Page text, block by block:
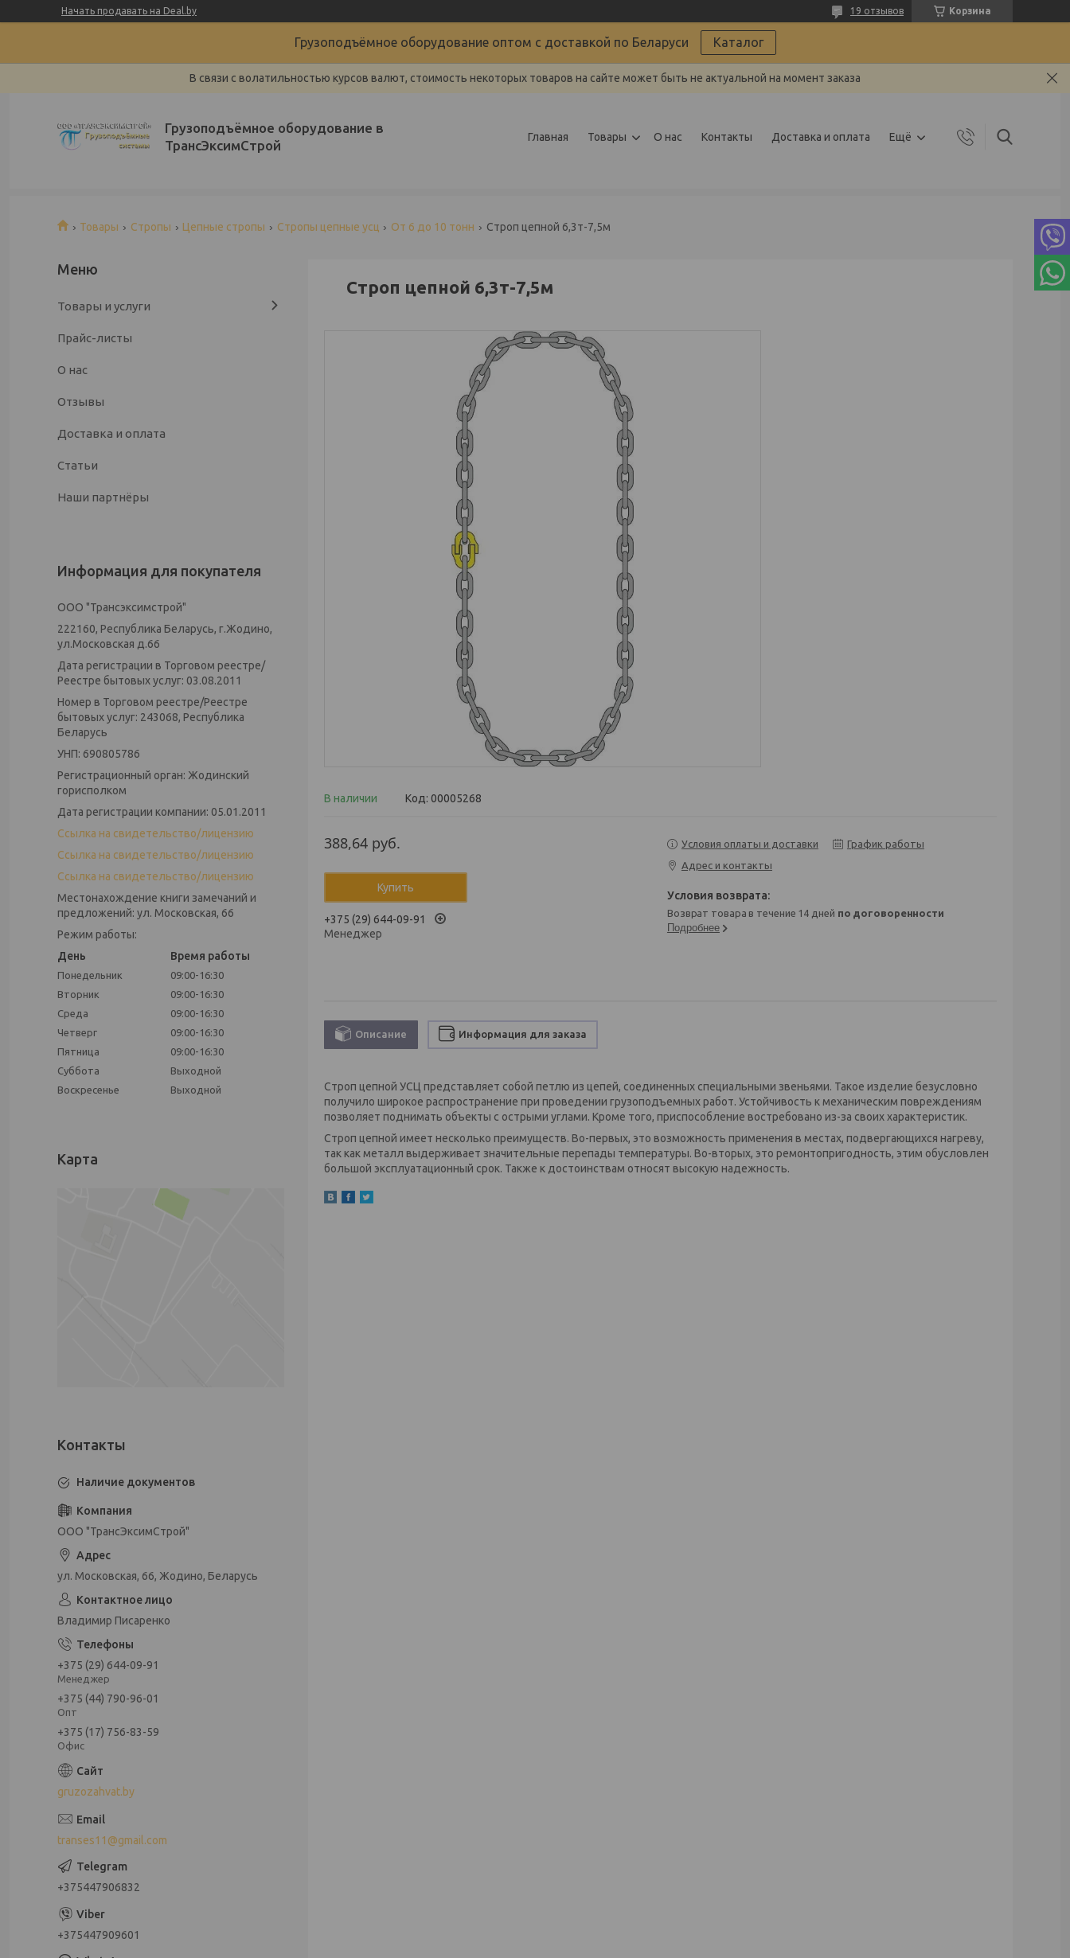
Начать продавать на Deal.by Корзина
19 отзывов
Грузоподъёмное оборудование оптом с доставкой по Беларуси Каталог
В связи с волатильностью курсов валют, стоимость некоторых товаров на сайте может быть не актуальной на момент заказа
Грузоподъёмное оборудование в
ТрансЭксимСтрой
Главная Товары О нас Контакты Доставка и оплата Ещё
Товары Стропы Цепные стропы Стропы цепные усц От 6 до 10 тонн Строп цепной 6,3т-7,5м
Строп цепной 6,3т-7,5м
В наличии Код: 00005268
388,64 руб.
Купить
+375 (29) 644-09-91
Менеджер
Условия оплаты и доставки
График работы
Адрес и контакты
возврат товара в течение 14 дней по договоренности
Подробнее
Описание Информация для заказа
Строп цепной УСЦ представляет собой петлю из цепей, соединенных специальными звеньями. Такое изделие безусловно
получило широкое распространение при проведении грузоподъемных работ. Устойчивость к механическим повреждениям
позволяет поднимать объекты с острыми углами. Кроме того, приспособление востребовано из-за своих характеристик.
Строп цепной имеет несколько преимуществ. Во-первых, это возможность применения в местах, подвергающихся нагреву,
так как металл выдерживает значительные перепады температуры. Во-вторых, это ремонтопригодность, этим обусловлен
большой эксплуатационный срок. Также к достоинствам относят высокую надежность.
Товары и услуги
Прайс-листы
О нас
Отзывы
Доставка и оплата
Статьи
Наши партнёры
Информация для покупателя
ООО "Трансэксимстрой"
222160, Республика Беларусь, г.Жодино,
ул.Московская д.66
Дата регистрации в Торговом реестре/
Реестре бытовых услуг: 03.08.2011
Номер в Торговом реестре/Реестре
бытовых услуг: 243068, Республика
Беларусь
УНП: 690805786
Регистрационный орган: Жодинский
горисполком
Дата регистрации компании: 05.01.2011
Ссылка на свидетельство/лицензию
Ссылка на свидетельство/лицензию
Ссылка на свидетельство/лицензию
Местонахождение книги замечаний и
предложений: ул. Московская, 66
Режим работы:
День
Время работы
Понедельник
09:00-16:30
Вторник
09:00-16:30
Среда
09:00-16:30
Четверг
09:00-16:30
Пятница
09:00-16:30
Суббота
Выходной
Воскресенье
Выходной
Карта
Наличие документов
ООО "ТрансЭксимСтрой"
ул. Московская, 66, Жодино, Беларусь
Владимир Писаренко
+375 (29) 644-09-91
Менеджер
+375 (44) 790-96-01
Опт
+375 (17) 756-83-59
Офис
gruzozahvat.by
transes11@gmail.com
+375447906832
+375447909601